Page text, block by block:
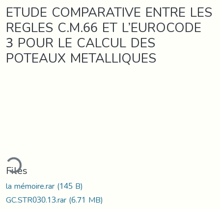
ETUDE COMPARATIVE ENTRE LES
REGLES C.M.66 ET L’EUROCODE
3 POUR LE CALCUL DES
POTEAUX METALLIQUES
Files
la mémoire.rar(145 B)
GC.STR030.13.rar(6.71 MB)